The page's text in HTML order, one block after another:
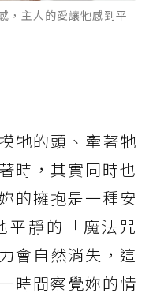
，主人的愛讓牠感到平
牠的頭、牽著牠
時，其實同時也
的擁抱是一種安
平靜的「魔法咒
會自然消失，這
時間察覺妳的情